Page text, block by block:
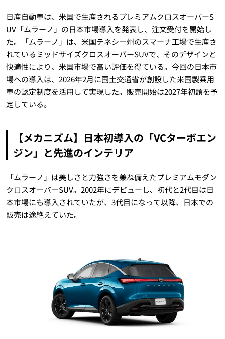
日産自動車は、米国で生産されるプレミアムクロスオーバーS
UV「ムラーノ」の日本市場導入を発表し、注文受付を開始し
た。「ムラーノ」は、米国テネシー州のスマーナ工場で生産さ
れているミッドサイズクロスオーバーSUVで、そのデザインと
快適性により、米国市場で高い評価を得ている。今回の日本市
場への導入は、2026年2月に国土交通省が創設した米国製乗用
車の認定制度を活用して実現した。販売開始は2027年初頭を予
定している。
【メカニズム】日本初導入の「VCターボエン
ジン」と先進のインテリア
「ムラーノ」は美しさと力強さを兼ね備えたプレミアムモダン
クロスオーバーSUV。2002年にデビューし、初代と2代目は日
本市場にも導入されていたが、3代目になって以降、日本での
販売は途絶えていた。